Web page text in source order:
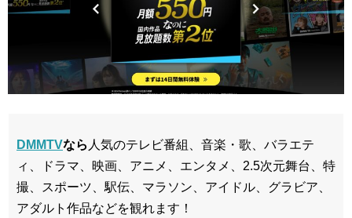
DMMTVなら 人気のテレビ番組、音楽・歌、バラエテ
ィ、ドラマ、映画、アニメ、エンタメ、2.5次元舞台、特
撮、スポーツ、駅伝、マラソン、アイドル、グラビア、
アダルト作品などを観れます！